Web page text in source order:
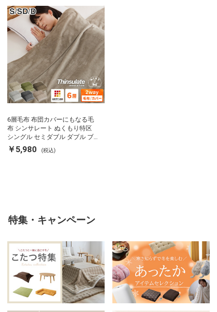
6層毛布 布団カバーにもなる毛
布 シンサレート ぬくもり特区
シングル セミダブル ダブル ブ
ランケット 掛け布団カバー フラ
ンネル 保温 蓄熱 吸湿 発熱 断熱
￥5,980 (税込)
特集・キャンペーン